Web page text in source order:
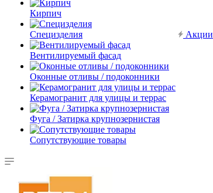
Кирпич
Специзделия
Вентилируемый фасад
Оконные отливы / подоконники
Керамогранит для улицы и террас
Фуга / Затирка крупнозернистая
Сопутствующие товары
Акции